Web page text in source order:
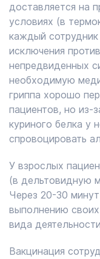
доставляется на
условиях (в
каждый
исключения
непредвиденных
необходимую
гриппа хорошо
пациентов, но из-
куриного белка у
спровоцировать
У взрослых
(в дельтовидную
Через 20-30
выполнению
вида
Вакцинация